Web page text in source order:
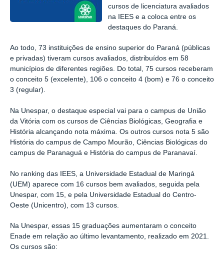
cursos de licenciatura avaliados
na IEES e a coloca entre os
destaques do Paraná.
Ao todo, 73 instituições de ensino superior do Paraná (públicas
e privadas) tiveram cursos avaliados, distribuídos em 58
municípios de diferentes regiões. Do total, 75 cursos receberam
o conceito 5 (excelente), 106 o conceito 4 (bom) e 76 o conceito
3 (regular).
Na Unespar, o destaque especial vai para o campus de União
da Vitória com os cursos de Ciências Biológicas, Geografia e
História alcançando nota máxima. Os outros cursos nota 5 são
História do campus de Campo Mourão, Ciências Biológicas do
campus de Paranaguá e História do campus de Paranavaí.
No ranking das IEES, a Universidade Estadual de Maringá
(UEM) aparece com 16 cursos bem avaliados, seguida pela
Unespar, com 15, e pela Universidade Estadual do Centro-
Oeste (Unicentro), com 13 cursos.
Na Unespar, essas 15 graduações aumentaram o conceito
Enade em relação ao último levantamento, realizado em 2021.
Os cursos são: